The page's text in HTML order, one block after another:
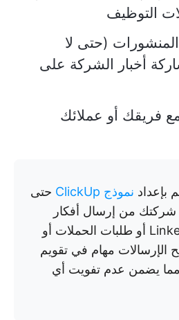
التوظيف
المنشورات (حتى لا
أخبار الشركة على
فريقك أو عملائك
بإعداد نموذج ClickUp
حتى
من إرسال أفكار
المنشورات على LinkedIn أو طلبات الحملات أو
الإرسالات مهام في تقويم
يضمن عدم تفويت أي